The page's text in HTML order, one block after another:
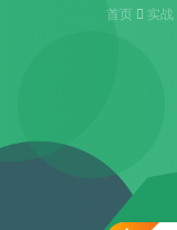
首页 实战